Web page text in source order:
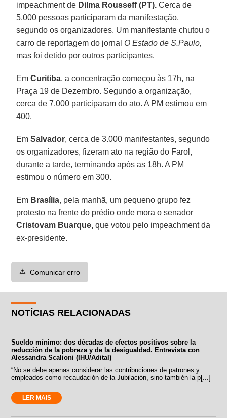
impeachment de Dilma Rousseff (PT). Cerca de
5.000 pessoas participaram da manifestação,
segundo os organizadores. Um manifestante chutou o
carro de reportagem do jornal O Estado de S.Paulo,
mas foi detido por outros participantes.
EmCuritiba, a concentração começou às 17h, na
Praça 19 de Dezembro. Segundo a organização,
cerca de 7.000 participaram do ato. A PM estimou em
400.
EmSalvador, cerca de 3.000 manifestantes, segundo
os organizadores, fizeram ato na região do Farol,
durante a tarde, terminando após as 18h. A PM
estimou o número em 300.
Em Brasília, pela manhã, um pequeno grupo fez
protesto na frente do prédio onde mora o senador
Cristovam Buarque, que votou pelo impeachment da
ex-presidente.
⚠️ Comunicar erro
NOTÍCIAS RELACIONADAS
Sueldo mínimo: dos décadas de efectos positivos sobre la
reducción de la pobreza y de la desigualdad. Entrevista con
Alessandra Scalioni (IHU/Adital)
“No se debe apenas considerar las contribuciones de patrones y
empleados como recaudación de la Jubilación, sino también la p[...]
LER MAIS